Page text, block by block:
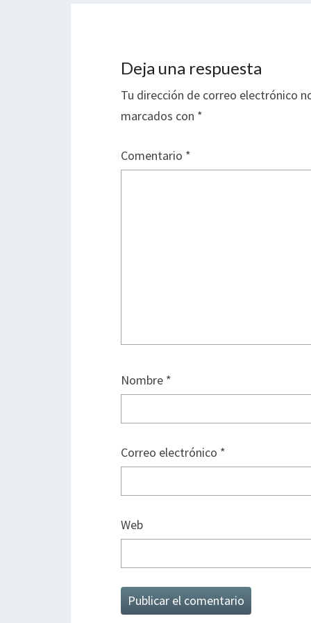
Deja una respuesta
Tu dirección de correo electrónico
marcados con *
Comentario *
Nombre *
Correo electrónico *
Web